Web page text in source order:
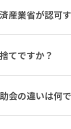
産業省が認可
てですか？
会の違いは何